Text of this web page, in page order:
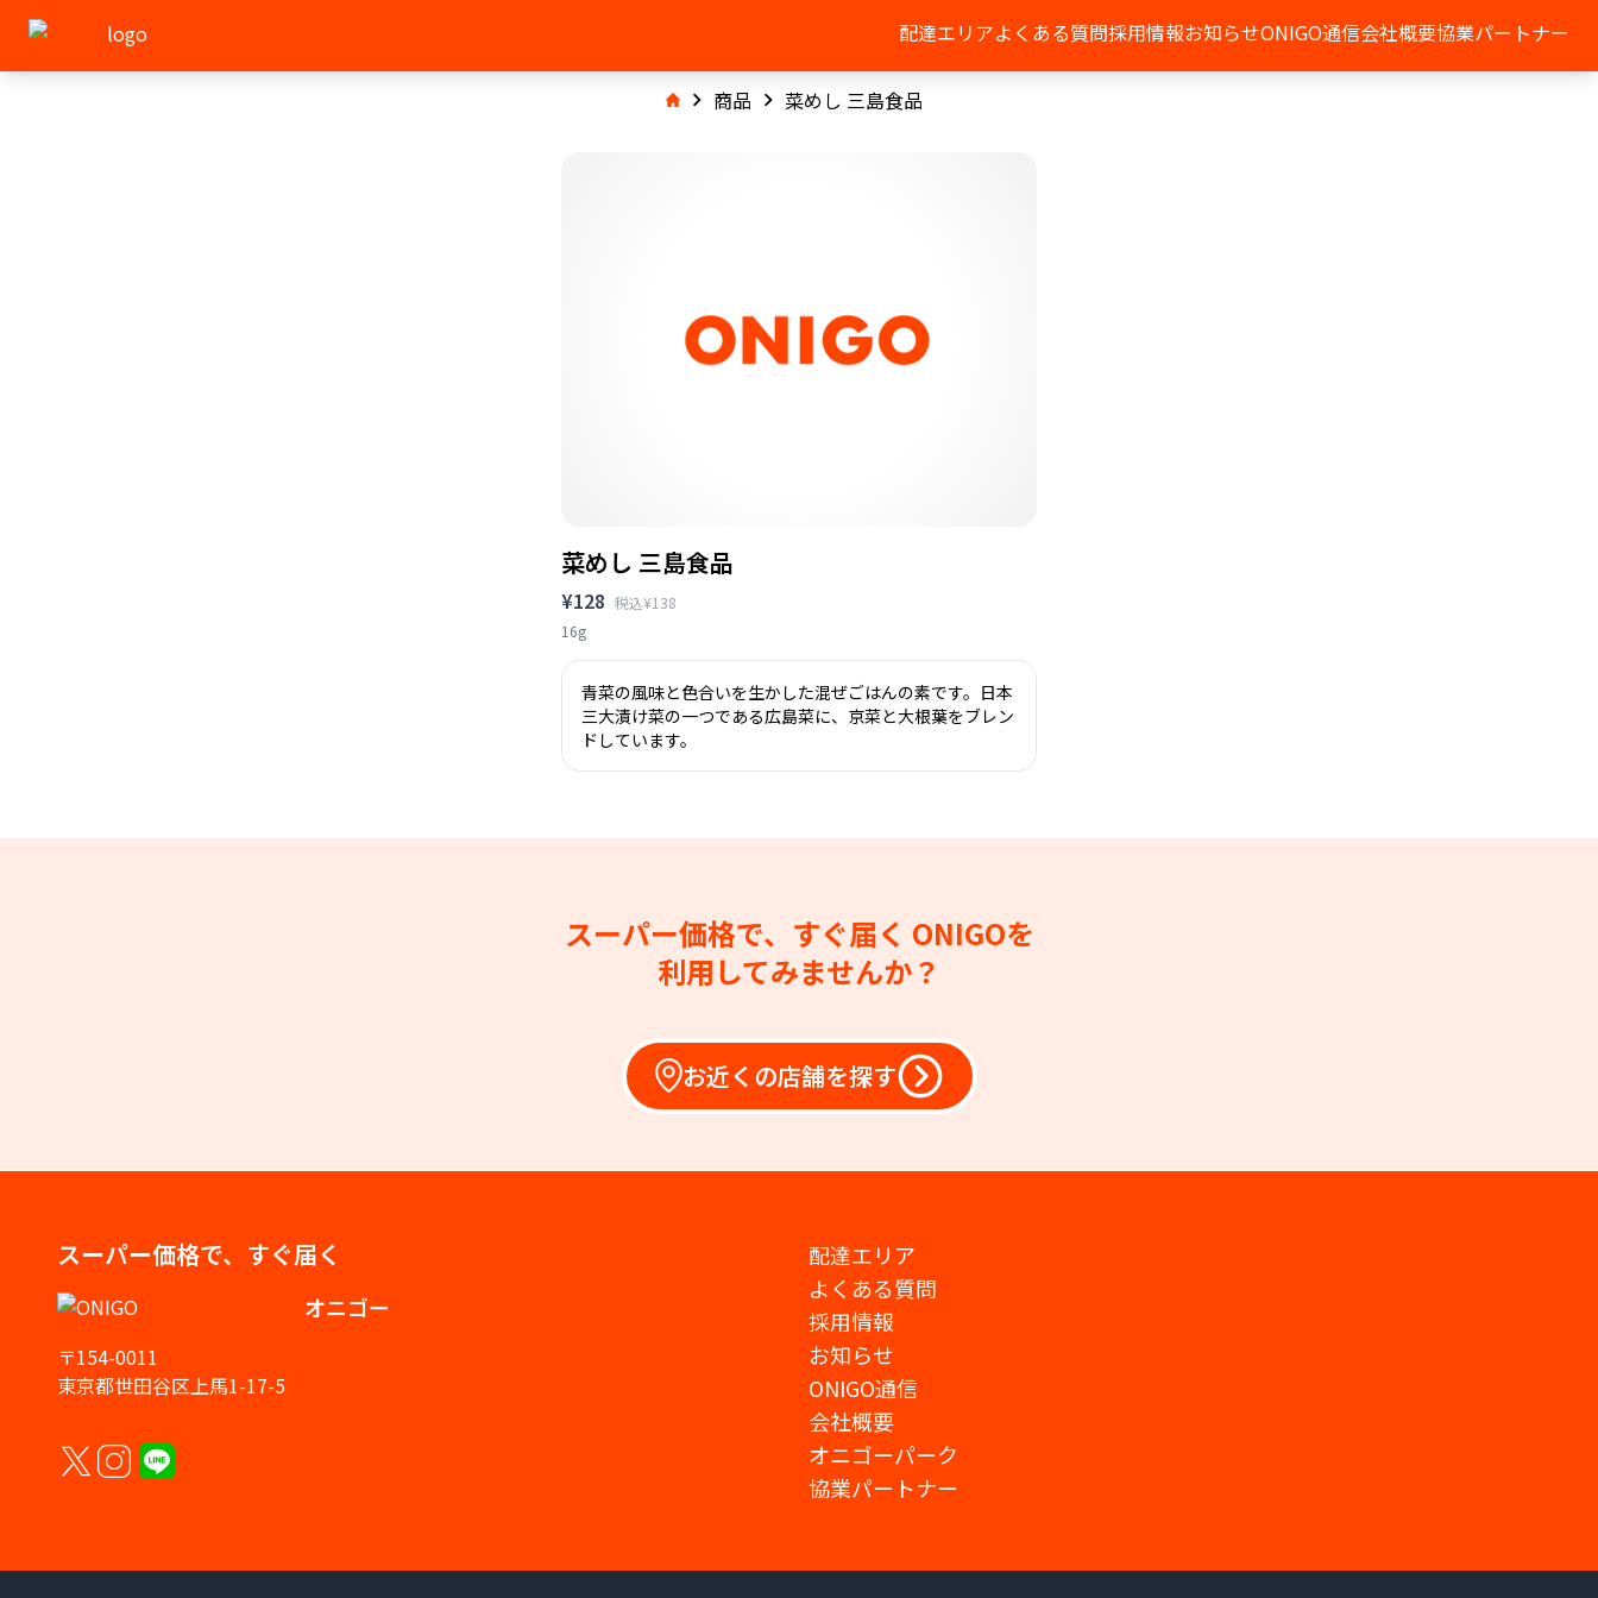
配達エリアよくある質問採用情報お知らせONIGO通信会社概要協業パートナー
商品 菜めし 三島食品
菜めし 三島食品
¥128 税込¥138
16g
青菜の風味と色合いを生かした混ぜごはんの素です。日本
三大漬け菜の一つである広島菜に、京菜と大根葉をブレン
ドしています。
スーパー価格で、すぐ届く ONIGOを
利用してみませんか？
お近くの店舗を探す
スーパー価格で、すぐ届く
オニゴー
〒154-0011
東京都世田谷区上馬1-17-5
配達エリア
よくある質問
採用情報
お知らせ
ONIGO通信
会社概要
オニゴーパーク
協業パートナー